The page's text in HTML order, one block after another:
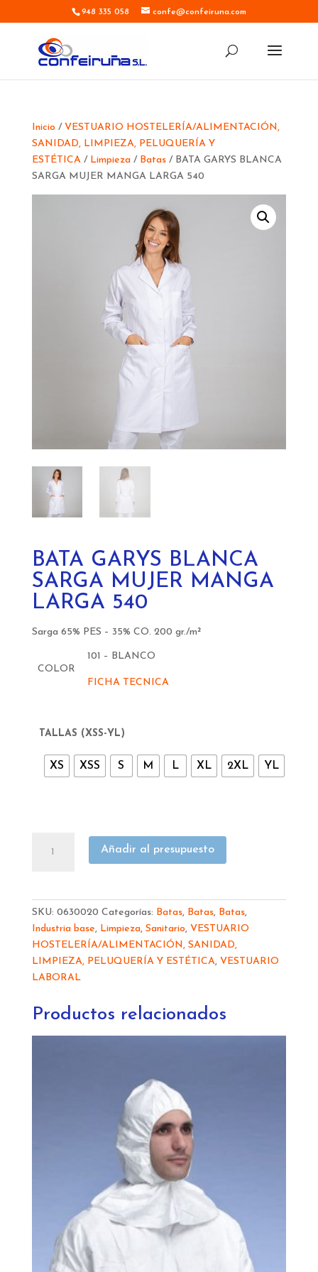
948 335 058 confe@confeiruna.com
Inicio / VESTUARIO HOSTELERÍA/ALIMENTACIÓN,
SANIDAD, LIMPIEZA, PELUQUERÍA Y
ESTÉTICA/ Limpieza/ Batas/ BATA GARYS BLANCA
SARGA MUJER MANGA LARGA 540
BATA GARYS BLANCA
SARGA MUJER MANGA
LARGA 540
Sarga 65% PES – 35% CO. 200 gr./m²
COLOR
101 – BLANCO
FICHA TECNICA
TALLAS (XSS-YL)
XS XSS S M L XL 2XL YL
GARYS
MUJER
MANGA
LARGA
540
cantidad
Añadir al presupuesto
SKU: 0630020 Categorías: Batas, Batas, Batas,
Industria base, Limpieza, Sanitario, VESTUARIO
HOSTELERÍA/ALIMENTACIÓN, SANIDAD,
LIMPIEZA, PELUQUERÍA Y ESTÉTICA, VESTUARIO
LABORAL
Productos relacionados